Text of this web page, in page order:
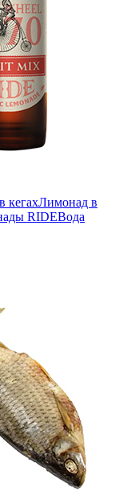
кегахЛимонад в
RIDEВода